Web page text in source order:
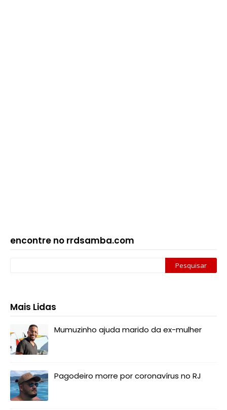
encontre no rrdsamba.com
Mais Lidas
Mumuzinho ajuda marido da ex-mulher
Pagodeiro morre por coronavírus no RJ